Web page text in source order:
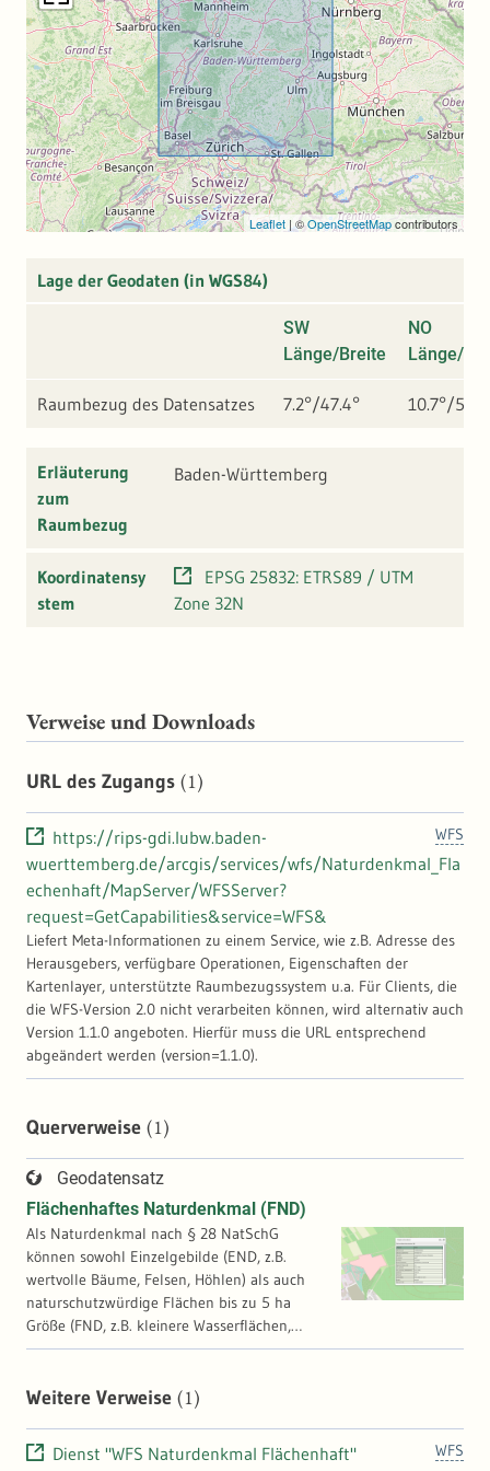
beziehungsweise erfasst werden können. Zu den
beanstandeten Geometriefehlern gehören u.a.
Selbstüberschneidungen (Selfintersections) oder
doppelte Stützpunkte. Die LUBW kann daher keine
Garantie für die Vollständigkeit und Stabilität des
Download-Dienstes (WFS) geben. Bitte prüfen Sie daher
im Bedarfsfall die Vollständigkeit anhand der ebenfalls
angebotenen Darstellungsdienste (WMS).
Leaflet |©OpenStreetMapcontributors
Lage der Geodaten (in WGS84)
SW
Länge/Breite
NO
Länge/
Raumbezug des Datensatzes 7.2°/47.4° 10.7°/50°
Erläuterung
zum
Raumbezug
Baden-Württemberg
Koordinatensy
stem
EPSG 25832: ETRS89 / UTM
Zone 32N
Verweise und Downloads
URL des Zugangs (1)
WFS
https://rips-gdi.lubw.baden-
wuerttemberg.de/arcgis/services/wfs/Naturdenkmal_Fla
echenhaft/MapServer/WFSServer?
request=GetCapabilities&service=WFS&
Liefert Meta-Informationen zu einem Service, wie z.B. Adresse des
Herausgebers, verfügbare Operationen, Eigenschaften der
Kartenlayer, unterstützte Raumbezugssystem u.a. Für Clients, die
die WFS-Version 2.0 nicht verarbeiten können, wird alternativ auch
Version 1.1.0 angeboten. Hierfür muss die URL entsprechend
abgeändert werden (version=1.1.0).
Querverweise (1)
Geodatensatz
Flächenhaftes Naturdenkmal (FND)
Als Naturdenkmal nach § 28 NatSchG
können sowohl Einzelgebilde (END, z.B.
wertvolle Bäume, Felsen, Höhlen) als auch
naturschutzwürdige Flächen bis zu 5 ha
Größe (FND, z.B. kleinere Wasserflächen,
Moore, Heiden) ausgewiesen werden. Ihr
Naturschutzgebietes vergleichbar. In einigen
Geometrien angeboten: - DST Lokal:
automatisierte Liegenschaftskarte (ALKIS) als
Weitere Verweise (1)
WFS
Dienst "WFS Naturdenkmal Flächenhaft"